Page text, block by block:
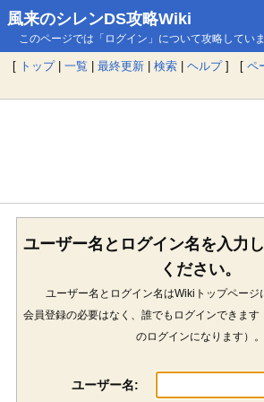
風来のシレンDS攻略Wiki
このページでは「ログイン」について攻略していま
[ トップ| 一覧 | 最終更新 | 検索 | ヘルプ] [ ペ
ユーザー名とログイン名を入力
ください。
ユーザー名とログイン名はWikiトップページ
会員登録の必要はなく、誰でもログインできます
のログインになります）。
ユーザー名: